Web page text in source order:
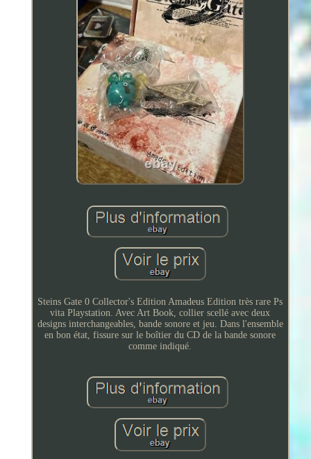
Steins Gate 0 Collector's Edition Amadeus Edition très rare Ps
vita Playstation. Avec Art Book, collier scellé avec deux
designs interchangeables, bande sonore et jeu. Dans l'ensemble
en bon état, fissure sur le boîtier du CD de la bande sonore
comme indiqué.